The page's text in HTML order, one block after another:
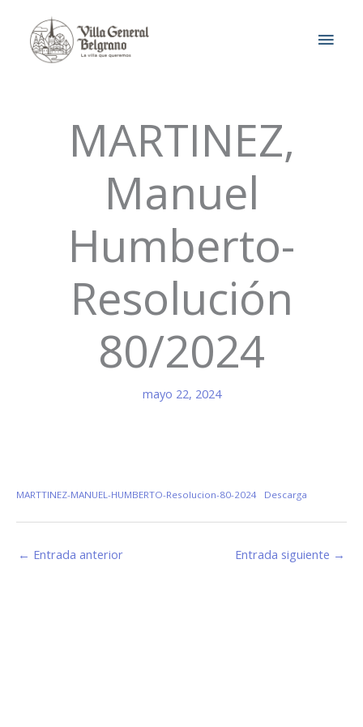
contenido
MARTINEZ,
Manuel
Humberto-
Resolución
80/2024
mayo 22, 2024
MARTTINEZ-MANUEL-HUMBERTO-Resolucion-80-2024 Descarga
← Entrada anterior Entrada siguiente →